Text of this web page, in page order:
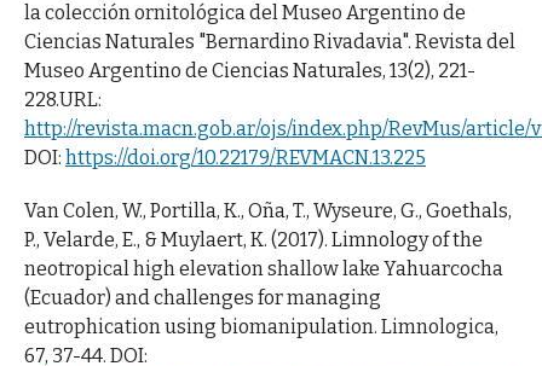
la colección ornitológica del Museo Argentino de
Ciencias Naturales "Bernardino Rivadavia". Revista del
Museo Argentino de Ciencias Naturales, 13(2), 221-
228.URL:
http://revista.macn.gob.ar/ojs/index.php/RevMus/article/
DOI: https://doi.org/10.22179/REVMACN.13.225
Van Colen, W., Portilla, K., Oña, T., Wyseure, G., Goethals,
P., Velarde, E., & Muylaert, K. (2017). Limnology of the
neotropical high elevation shallow lake Yahuarcocha
(Ecuador) and challenges for managing
eutrophication using biomanipulation. Limnologica,
67, 37-44. DOI: